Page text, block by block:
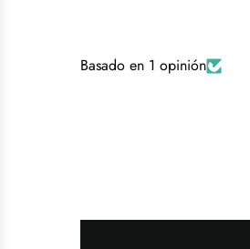
Basado en 1 opinión